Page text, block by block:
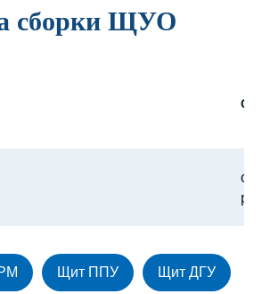
сборки ЩУО
от
Щит ППУ Щит ДГУ